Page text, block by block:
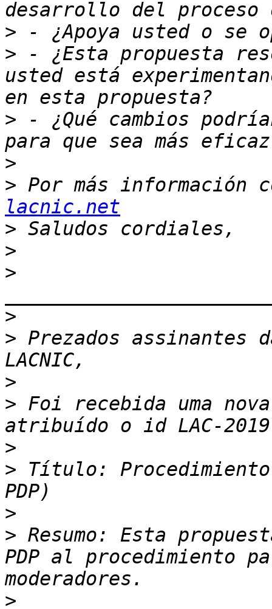
>
> - ¿Esta propuesta
usted está
> - ¿Qué cambios
>
> Por más información
lacnic.net
>
>
>
>
> ﻿Prezados
>
> Foi recebida uma
>
> Título:
>
> Resumo: Esta
PDP al procedimiento
>